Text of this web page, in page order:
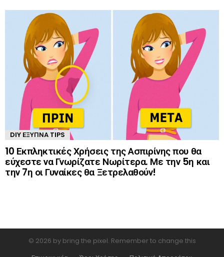
DIY ΈΞΥΠΝΑ TIPS
10 Εκπληκτικές Χρήσεις της Ασπιρίνης που θα
εύχεστε να Γνωρίζατε Νωρίτερα. Με την 5η και
την 7η οι Γυναίκες θα Ξετρελαθούν!
© 2026 by bring the pixel. Remember to change this